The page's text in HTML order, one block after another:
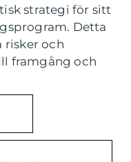
strategi för sitt
Detta
risker och
framgång och